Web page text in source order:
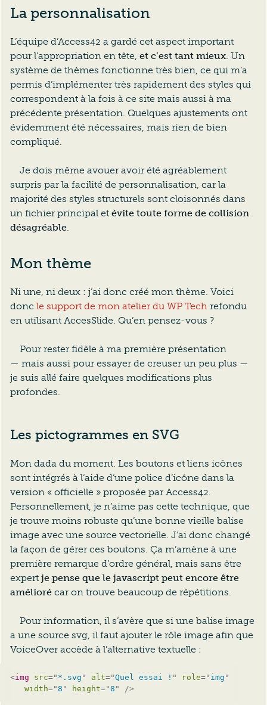
La personnalisation
L’équipe d’Access42 a gardé cet aspect important
pour l’appropriation en tête, et c’est tant mieux . Un
système de thèmes fonctionne très bien, ce qui m’a
permis d’implémenter très rapidement des styles qui
correspondent à la fois à ce site mais aussi à ma
précédente présentation. Quelques ajustements ont
évidemment été nécessaires, mais rien de bien
compliqué.
Je dois même avouer avoir été agréablement
surpris par la facilité de personnalisation, car la
majorité des styles structurels sont cloisonnés dans
un fichier principal et évite toute forme de collision
désagréable
Mon thème
Ni une, ni deux : j’ai donc créé mon thème. Voici
donc le support de mon atelier du WP Tech refondu
en utilisant AccesSlide. Qu’en pensez-vous ?
Pour rester fidèle à ma première présentation
— mais aussi pour essayer de creuser un peu plus —
je suis allé faire quelques modifications plus
profondes.
Les pictogrammes en SVG
Mon dada du moment. Les boutons et liens icônes
sont intégrés à l’aide d’une police d’icône dans la
version « officielle » proposée par Access42.
Personnellement, je n’aime pas cette technique, que
je trouve moins robuste qu’une bonne vieille balise
image avec une source vectorielle. J’ai donc changé
la façon de gérer ces boutons. Ça m’amène à une
première remarque d’ordre général, mais sans être
expert je pense que le javascript peut encore être
amélioré car on trouve beaucoup de répétitions.
Pour information, il s’avère que si une balise image
a une source svg, il faut ajouter le rôle image afin que
VoiceOver accède à l’alternative textuelle :
<img src=" *.svg " alt="Quel essai ! " role=" img "
width="8 " height="8 " />